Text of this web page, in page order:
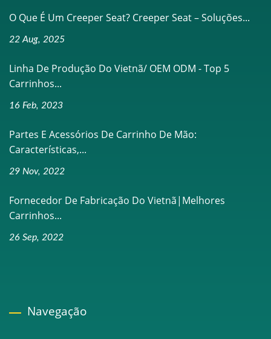
O Que É Um Creeper Seat? Creeper Seat – Soluções...
22 Aug, 2025
Linha De Produção Do Vietnã/ OEM ODM - Top 5
Carrinhos...
16 Feb, 2023
Partes E Acessórios De Carrinho De Mão:
Características,...
29 Nov, 2022
Fornecedor De Fabricação Do Vietnã|Melhores
Carrinhos...
26 Sep, 2022
Navegação